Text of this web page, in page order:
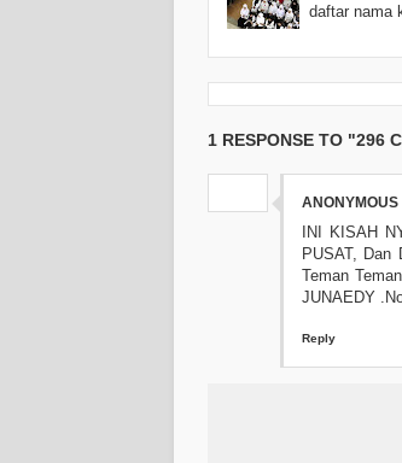
daftar nama
1 RESPONSE TO "296
ANONYMOUS
INI KISAH
PUSAT, Dan
Teman
JUNAEDY
Reply